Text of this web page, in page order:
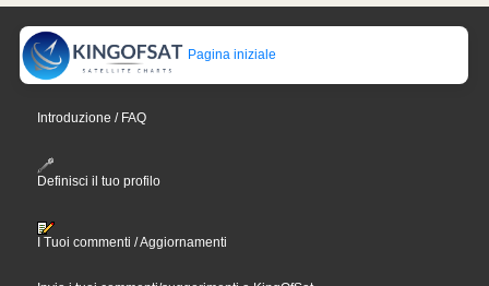
Pagina iniziale
Introduzione / FAQ
Definisci il tuo profilo
I Tuoi commenti / Aggiornamenti